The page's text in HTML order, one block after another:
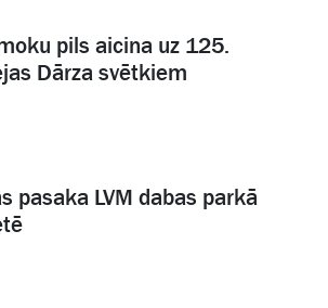
pils aicina uz 125.
Dārza svētkiem
pasaka LVM dabas parkā